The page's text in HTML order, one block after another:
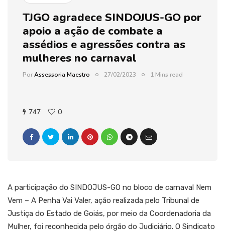
TJGO agradece SINDOJUS-GO por
apoio a ação de combate a
assédios e agressões contra as
mulheres no carnaval
PorAssessoria Maestro 27/02/2023 1 Mins read
747 0
A participação do SINDOJUS-GO no bloco de carnaval Nem
Vem – A Penha Vai Valer, ação realizada pelo Tribunal de
Justiça do Estado de Goiás, por meio da Coordenadoria da
Mulher, foi reconhecida pelo órgão do Judiciário. O Sindicato